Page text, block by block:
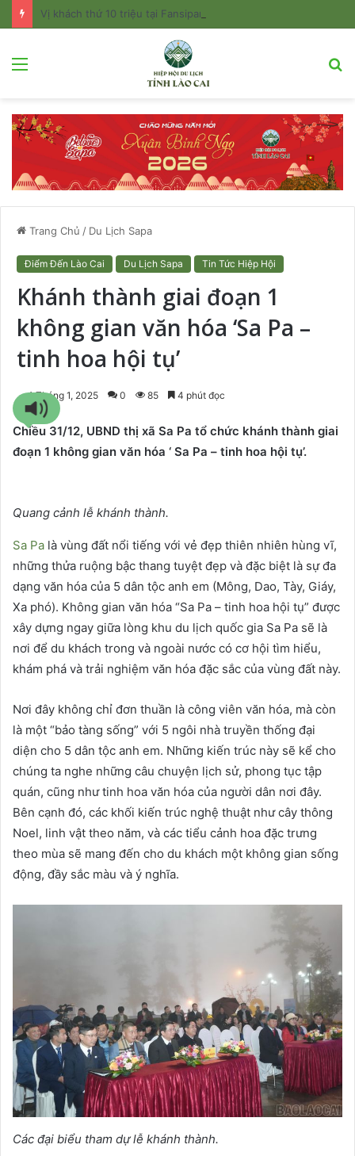
Menu
Trang Chủ / Du Lịch Sapa
Điểm Đến Lào Cai Du Lịch Sapa Tin Tức Hiệp Hội
Khánh thành giai đoạn 1
không gian văn hóa ‘Sa Pa –
tinh hoa hội tụ’
1 Tháng 1, 2025 0 85 4 phút đọc
Chiều 31/12, UBND thị xã Sa Pa tổ chức khánh thành giai
đoạn 1 không gian văn hóa ‘ Sa Pa – tinh hoa hội tụ’.
Quang cảnh lễ khánh thành.
Sa Pa là vùng đất nổi tiếng với vẻ đẹp thiên nhiên hùng vĩ,
những thửa ruộng bậc thang tuyệt đẹp và đặc biệt là sự đa
dạng văn hóa của 5 dân tộc anh em (Mông, Dao, Tày, Giáy,
Xa phó). Không gian văn hóa “Sa Pa – tinh hoa hội tụ” được
xây dựng ngay giữa lòng khu du lịch quốc gia Sa Pa sẽ là
nơi để du khách trong và ngoài nước có cơ hội tìm hiểu,
khám phá và trải nghiệm văn hóa đặc sắc của vùng đất này.
Nơi đây không chỉ đơn thuần là công viên văn hóa, mà còn
là một “bảo tàng sống” với 5 ngôi nhà truyền thống đại
diện cho 5 dân tộc anh em. Những kiến trúc này sẽ kể cho
chúng ta nghe những câu chuyện lịch sử, phong tục tập
quán, cũng như tinh hoa văn hóa của người dân nơi đây.
Bên cạnh đó, các khối kiến trúc nghệ thuật như cây thông
Noel, linh vật theo năm, và các tiểu cảnh hoa đặc trưng
theo mùa sẽ mang đến cho du khách một không gian sống
động, đầy sắc màu và ý nghĩa.
Các đại biểu tham dự lễ khánh thành.